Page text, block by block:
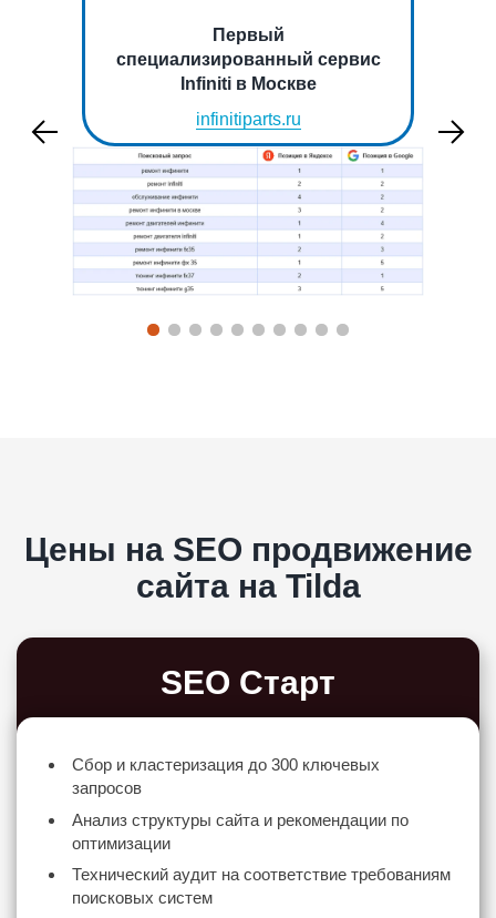
Первый
специализированный сервис
Infiniti в Москве
infinitiparts.ru
Цены на SEO продвижение
сайта на Tilda
SEO Старт
Сбор и кластеризация до 300 ключевых
запросов
Анализ структуры сайта и рекомендации по
оптимизации
Технический аудит на соответствие требованиям
поисковых систем